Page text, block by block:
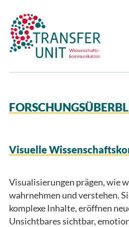
Transfer Unit
Visuelle
Visualisierungen prägen, wie
wahrnehmen und verstehen.
komplexe Inhalte, eröffnen
Unsichtbares sichtbar,